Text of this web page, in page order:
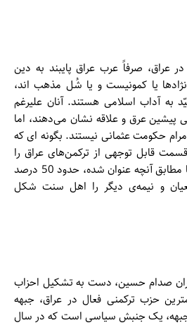
عراق، صرفاً عرب عراق پایبند به دین
یا کمونیست و یا شُل مذهب اند،
به آداب اسلامی هستند. آنان علیرغم
پیشین عرق و علاقه نشان می‌دهند، اما
حکومت عثمانی نیستند. بگونه ای که
قابل توجهی از ترکمن‌‌های عراق را
شیعیان تشکیل می‌دهد. اما مطابق آنچه عنوان شده، حدود 50 درصد
و نیمه‌ی دیگر را اهل سنت شکل
صدام حسین، دست به تشکیل احزاب
حزب ترکمنی فعال در عراق، جبهه
یک جنبش سیاسی است که در سال